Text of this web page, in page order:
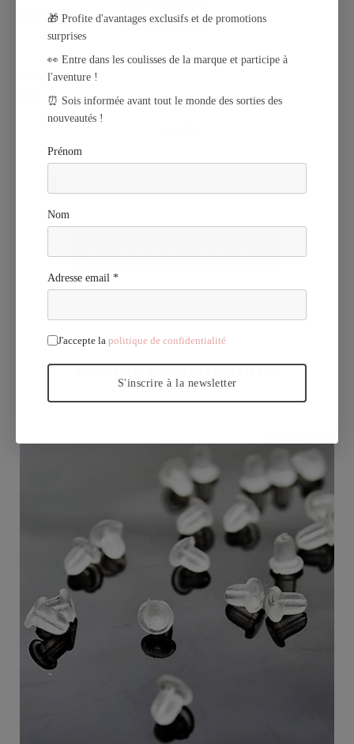
Composition
Argile polymère
Catégorie
En stock
2 Produits
PRODUITS SIMILAIRES
🎁 Profite d'avantages exclusifs et de promotions
surprises
👀 Entre dans les coulisses de la marque et participe à
l'aventure !
⏰ Sois informée avant tout le monde des sorties des
nouveautés !
Prénom
Nom
Adresse email *
J'accepte la politique de confidentialité
S'inscrire à la newsletter